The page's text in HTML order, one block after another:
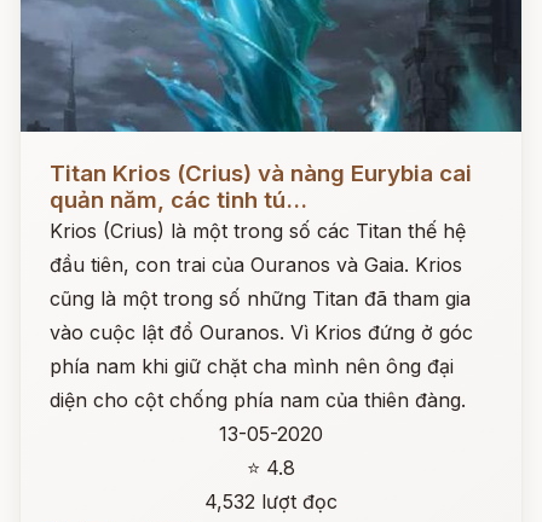
Titan Krios (Crius) và nàng Eurybia cai
quản năm, các tinh tú...
Krios (Crius) là một trong số các Titan thế hệ
đầu tiên, con trai của Ouranos và Gaia. Krios
cũng là một trong số những Titan đã tham gia
vào cuộc lật đổ Ouranos. Vì Krios đứng ở góc
phía nam khi giữ chặt cha mình nên ông đại
diện cho cột chống phía nam của thiên đàng.
13-05-2020
⭐ 4.8
4,532 lượt đọc